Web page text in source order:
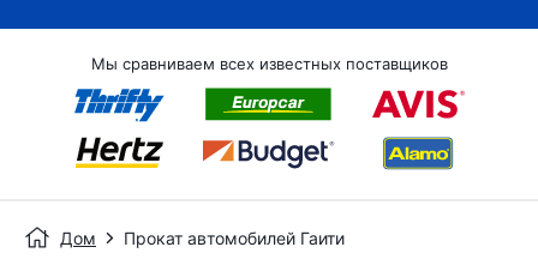
Мы сравниваем всех известных поставщиков
Дом Прокат автомобилей Гаити